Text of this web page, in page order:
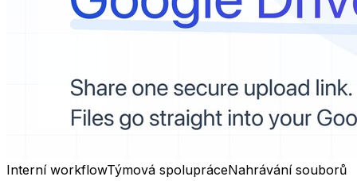
Interní workflowTýmová spolupráceNahrávání souborů